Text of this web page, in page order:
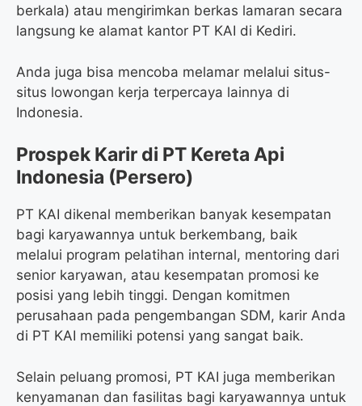
berkala) atau mengirimkan berkas lamaran secara
langsung ke alamat kantor PT KAI di Kediri.
Anda juga bisa mencoba melamar melalui situs-
situs lowongan kerja terpercaya lainnya di
Indonesia.
Prospek Karir di PT Kereta Api
Indonesia (Persero)
PT KAI dikenal memberikan banyak kesempatan
bagi karyawannya untuk berkembang, baik
melalui program pelatihan internal, mentoring dari
senior karyawan, atau kesempatan promosi ke
posisi yang lebih tinggi. Dengan komitmen
perusahaan pada pengembangan SDM, karir Anda
di PT KAI memiliki potensi yang sangat baik.
Selain peluang promosi, PT KAI juga memberikan
kenyamanan dan fasilitas bagi karyawannya untuk